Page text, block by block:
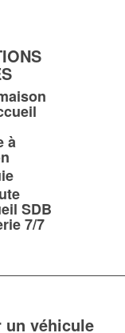
à
SDB
7/7
un véhicule